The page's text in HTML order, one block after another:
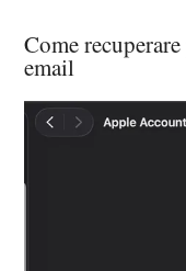
Come
email